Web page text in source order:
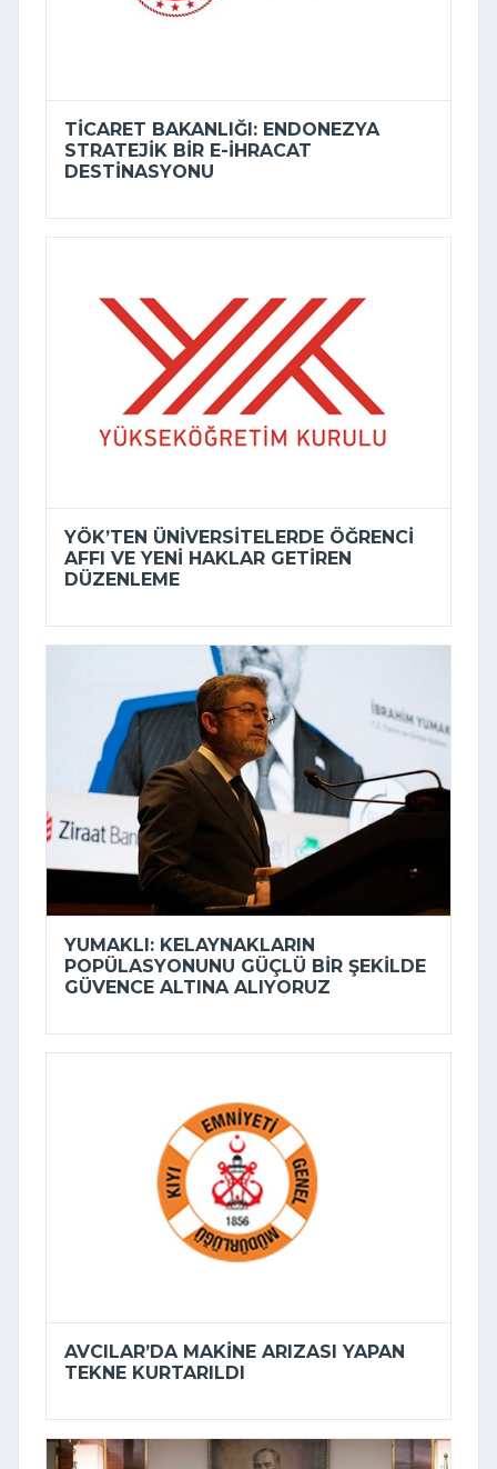
TICARET BAKANLIĞI: ENDONEZYA
STRATEJIK BIR E-İHRACAT
DESTINASYONU
YÖK’TEN ÜNIVERSITELERDE ÖĞRENCI
AFFI VE YENI HAKLAR GETIREN
DÜZENLEME
YUMAKLI: KELAYNAKLARIN
POPÜLASYONUNU GÜÇLÜ BIR ŞEKILDE
GÜVENCE ALTINA ALIYORUZ
AVCILAR’DA MAKINE ARIZASI YAPAN
TEKNE KURTARILDI